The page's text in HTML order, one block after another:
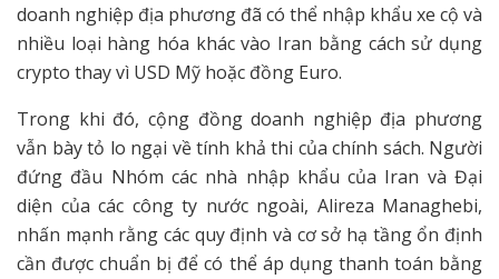
doanh nghiệp địa phương đã có thể nhập khẩu xe cộ và
nhiều loại hàng hóa khác vào Iran bằng cách sử dụng
crypto thay vì USD Mỹ hoặc đồng Euro.
Trong khi đó, cộng đồng doanh nghiệp địa phương
vẫn bày tỏ lo ngại về tính khả thi của chính sách. Người
đứng đầu Nhóm các nhà nhập khẩu của Iran và Đại
diện của các công ty nước ngoài, Alireza Managhebi,
nhấn mạnh rằng các quy định và cơ sở hạ tầng ổn định
cần được chuẩn bị để có thể áp dụng thanh toán bằng